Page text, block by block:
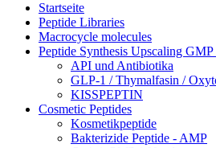
Startseite
Peptide Libraries
Macrocycle molecules
Peptide Synthesis Upscaling GMP
API und Antibiotika
GLP-1 / Thymalfasin /
KISSPEPTIN
Cosmetic Peptides
Kosmetikpeptide
Bakterizide Peptide - AMP